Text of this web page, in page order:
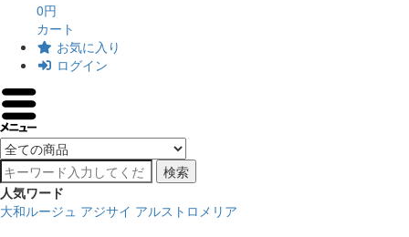
0円
カート
お気に入り
ログイン
検索
人気ワード
大和ルージュ アジサイ アルストロメリア